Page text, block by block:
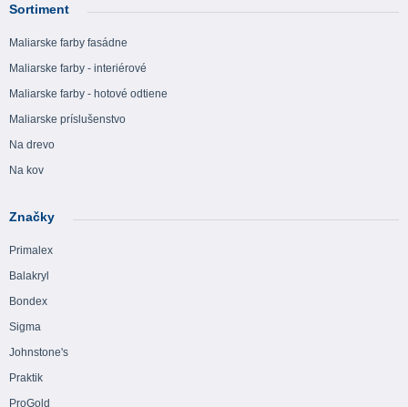
Sortiment
Maliarske farby fasádne
Maliarske farby - interiérové
Maliarske farby - hotové odtiene
Maliarske príslušenstvo
Na drevo
Na kov
Značky
Primalex
Balakryl
Bondex
Sigma
Johnstone's
Praktik
ProGold